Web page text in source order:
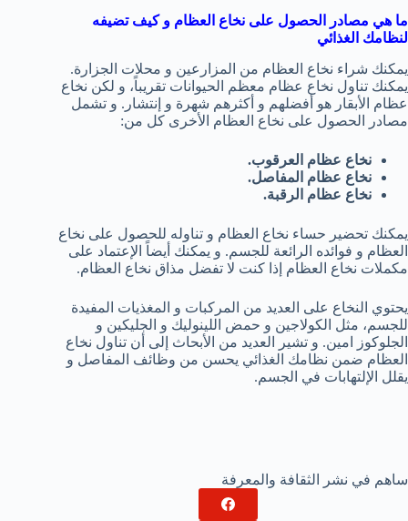
ما هي مصادر الحصول على نخاع العظام و كيف تضيفه
لنظامك الغذائي
يمكنك شراء نخاع العظام من المزارعين و محلات الجزارة.
يمكنك تناول نخاع عظام معظم الحيوانات تقريباً، و لكن نخاع
عظام الأبقار هو أفضلهم و أكثرهم شهرة و إنتشار. و تشمل
مصادر الحصول على نخاع العظام الأخرى كل من:
نخاع عظام العرقوب.
نخاع عظام المفاصل.
نخاع عظام الرقبة.
يمكنك تحضير حساء نخاع العظام و تناوله للحصول على نخاع
العظام و فوائده الرائعة للجسم. و يمكنك أيضاً الإعتماد على
مكملات نخاع العظام إذا كنت لا تفضل مذاق نخاع العظام.
يحتوي النخاع على العديد من المركبات و المغذيات المفيدة
للجسم، مثل الكولاجين و حمض اللينوليك و الجليكين و
الجلوكوز امين. و تشير العديد من الأبحاث إلى أن تناول نخاع
العظام ضمن نظامك الغذائي يحسن من وظائف المفاصل و
يقلل الإلتهابات في الجسم.
ساهم في نشر الثقافة والمعرفة